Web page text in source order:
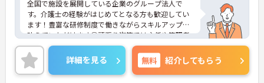
全国で施設を展開している企業のグループ法人で
す。介護士の経験がはじめてとなる方も歓迎してい
ます！豊富な研修制度で働きながらスキルアップを
叶えていただけます◎頑張り次第では主任や管理者
へのステップアップができる可能性もあります。
ご興味をお持ちの方には詳細の情報や面接のポイン
トをお伝えしますのでお気軽にお問い合わせくださ
いませ。
詳細を見る 無料 紹介してもらう